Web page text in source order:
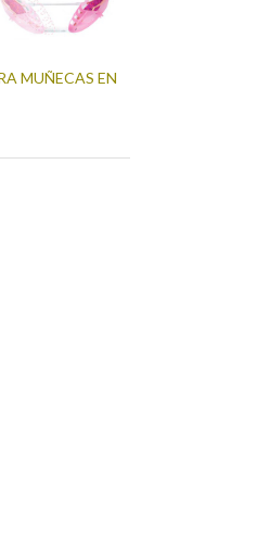
MUÑECAS EN